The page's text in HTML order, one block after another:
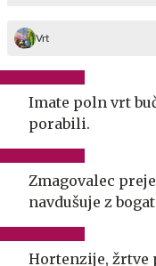
Vrt
Imate poln vrt
porabili.
Zmagovalec
navdušuje z
Hortenzije, žrtve